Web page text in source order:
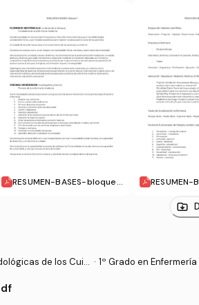
RESUMEN-BASES-bloque-
de los Cuid · 1º Grado en